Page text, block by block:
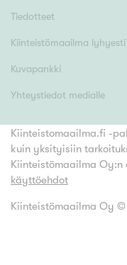
Tiedotteet
Kiinteistömaailma lyhyesti
Kuvapankki
Yhteystiedot medialle
Kiinteistomaailma.fi -
kuin yksityisiin
Kiinteistömaailma
käyttöehdot
Kiinteistömaailma Oy ©